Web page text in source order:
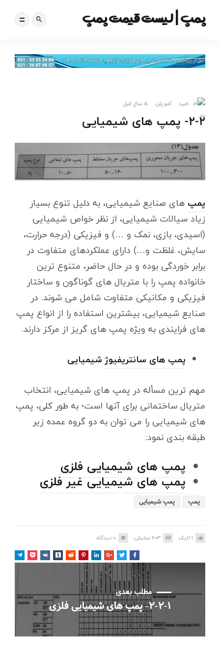
پمپ | لیست قیمت پمپ
امید آموزش 5 سال قبل
۲-۲- پمپ های شیمیایی
پمپ های صنایع شیمیایی، به دلیل تنوع بسیار
زیاد سیالات شیمیایی، از نظر خواص شیمیایی
(اسیدی، بازی، نمک و …) و فیزیکی (درجه حرارت،
سایش، غلظت و…) دارای عملکردهای متفاوت در
برابر خوردگی بوده و در حال حاضر، متنوع ترین
خانواده پمپ را با متریال های گوناگون و ساختار
فیزیکی و مکانیکی متفاوت شامل می شوند. در
صنایع شیمیایی، بیشترین استفاده را از انواع پمپ
های فرایندی به ویژه پمپ های گریز از مرکز دارند.
پمپ های سانتریفیوژ شیمیایی
مهم ترین مسأله در پمپ های شیمیایی، انتخاب
متریال ساختمانی برای آنها است؛ به طور کلی، پمپ
های شیمیایی را می توان به دو گروه عمده زیر
طبقه بندی نمود:
پمپ های شیمیایی فلزی
پمپ های شیمیایی غیر فلزی
پمپ پمپ شیمیایی
1 لایک 203نمایش 0 دیدگاه
مطلب بعدی
۲-۲-۱- پمپ های شیمیایی فلزی